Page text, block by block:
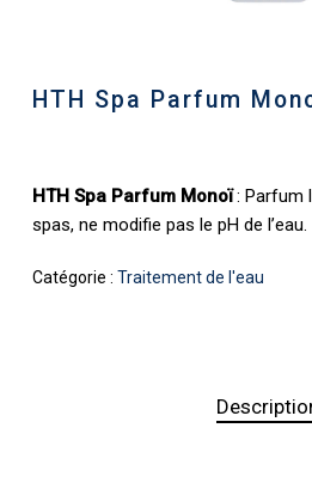
HTH Spa Parfum
HTH Spa Parfum Monoï: Parfum
spas, ne modifie pas le pH de l’eau.
Catégorie : Traitement de l'eau